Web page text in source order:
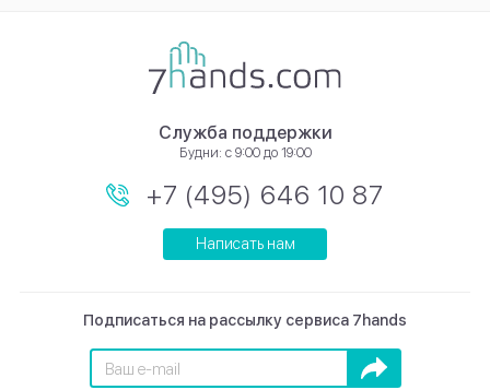
Подписаться на рассылку сервиса 7hands
Подписаться
Служба поддержки
Будни: с 9:00 до 19:00
+7 (495) 646 10 87
Написать нам